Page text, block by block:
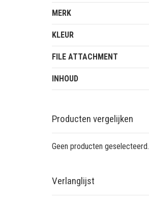
MERK
KLEUR
FILE ATTACHMENT
INHOUD
Producten vergelijken
Geen producten geselecteerd.
Verlanglijst